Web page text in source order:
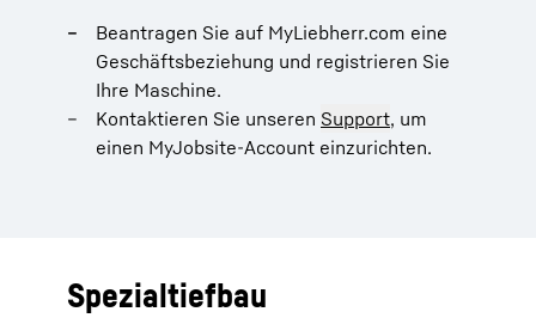
Beantragen Sie auf MyLiebherr.com eine
Geschäftsbeziehung und registrieren Sie
Ihre Maschine.
Kontaktieren Sie unseren Support, um
einen MyJobsite-Account einzurichten.
Spezialtiefbau